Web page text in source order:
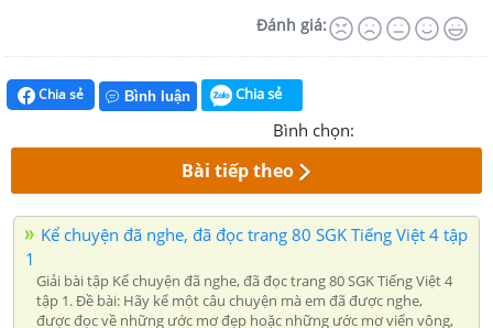
Đánh giá:
Chia sẻ Bình luận Chia sẻ
Bình chọn:
Bài tiếp theo
Kể chuyện đã nghe, đã đọc trang 80 SGK Tiếng Việt 4 tập
1
Giải bài tập Kể chuyện đã nghe, đã đọc trang 80 SGK Tiếng Việt 4
tập 1. Đề bài: Hãy kể một câu chuyện mà em đã được nghe,
được đọc về những ước mơ đẹp hoặc những ước mơ viển vông,